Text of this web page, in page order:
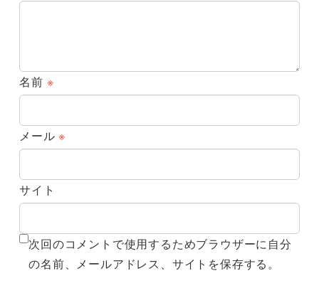
名前 ※
メール※
サイト
次回のコメントで使用するためブラウザーに自分
の名前、メールアドレス、サイトを保存する。